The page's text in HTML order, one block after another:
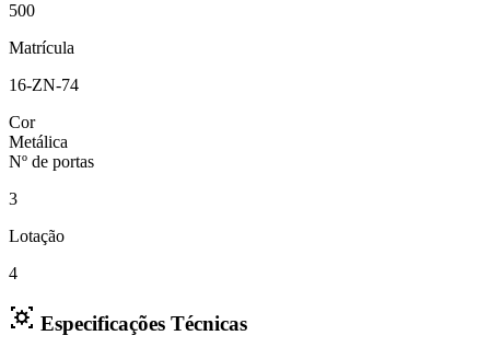
500
Matrícula
16-ZN-74
Cor
Metálica
Nº de portas
3
Lotação
4
Especificações Técnicas